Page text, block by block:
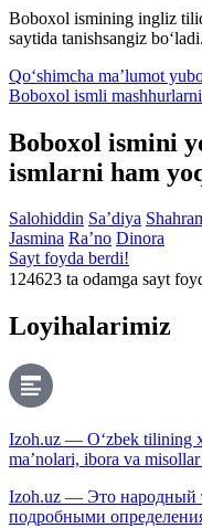
Boboxol ismining ingliz
saytida tanishsangiz bo‘ladi.
Qo‘shimcha ma’lumot
Boboxol ismli
Boboxol ismini
ismlarni ham
Salohiddin Sa’diya
Jasmina Ra’no Dinora
Sayt foyda berdi!
124623 ta odamga sayt
Loyihalarimiz
Izoh.uz — O‘zbek tilining
ma’nolari, ibora va
Izoh.uz — Это народный
подробными